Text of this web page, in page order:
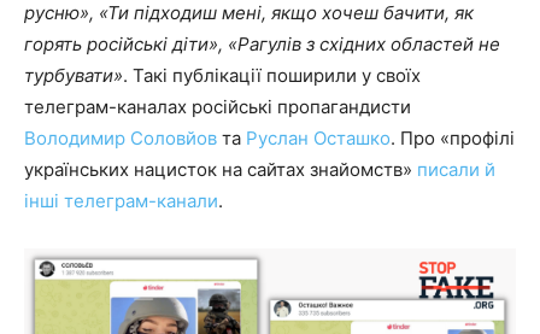
русню», «Ти підходиш мені, якщо хочеш бачити, як
горять російські діти», «Рагулів з східних областей не
турбувати». Такі публікації поширили у своїх
телеграм-каналах російські пропагандисти
Володимир Соловйов та Руслан Осташко. Про «профілі
українських нацисток на сайтах знайомств» писали й
інші телеграм-канали.